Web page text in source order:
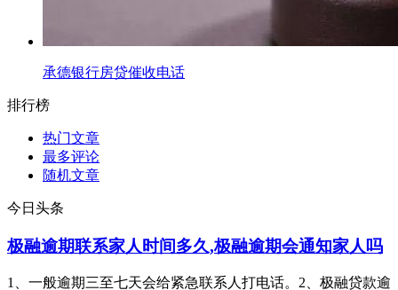
承德银行房贷催收电话
排行榜
热门文章
最多评论
随机文章
今日头条
极融逾期联系家人时间多久,极融逾期会通知家人吗
1、一般逾期三至七天会给紧急联系人打电话。2、极融贷款逾